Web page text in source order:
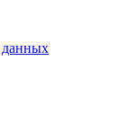
данных